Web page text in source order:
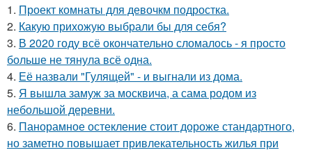
1. Проект комнаты для девочкм подростка.
2. Какую прихожую выбрали бы для себя?
3. В 2020 году всё окончательно сломалось - я просто
больше не тянула всё одна.
4. Её назвали "Гулящей" - и выгнали из дома.
5. Я вышла замуж за москвича, а сама родом из
небольшой деревни.
6. Панорамное остекление стоит дороже стандартного,
но заметно повышает привлекательность жилья при